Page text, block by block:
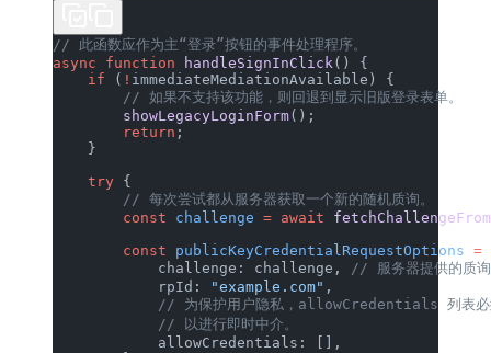
// 此函数应作为主“登录”按钮的事件处理程序。
async function handleSignInClick() {
    if
( ! immediateMediationAvailable) {
        // 如果不支持该功能，则回退到显示旧版登录表单。
        showLegacyLoginForm
();
        return
;
    }
    try
{
        // 每次尝试都从服务器获取一个新的随机质询。
        const
challenge = await
        const
publicKeyCredentialRequestOptions =
            challenge: challenge,
// 服务器提供的质
            rpId:
"example.com" ,
// 为保护用户隐私，allowCredentials 列表必
            // 以进行即时中介。
            allowCredentials: [],